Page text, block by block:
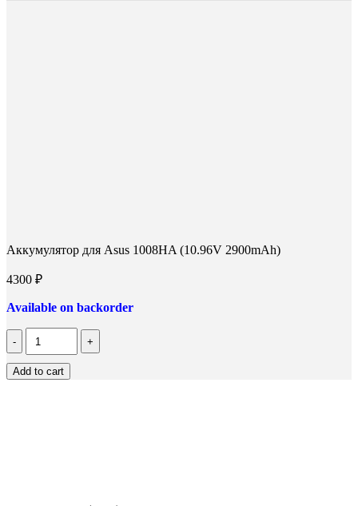
Аккумулятор для Asus 1008HA (10.96V 2900mAh)
4300 ₽
Available on backorder
Количество
Аккумулятор
для
Asus
Add to cart